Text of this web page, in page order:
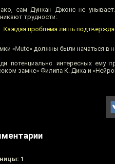
сам Дункан Джонс не
трудности:
Каждая проблема лишь
«Mute» должны были начаться в
потенциально интересных ему
замке» Филипа К. Дика и
1